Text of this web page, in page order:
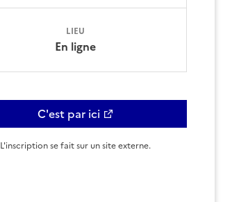
LIEU
En ligne
C'est par ici
L'inscription se fait sur un site externe.